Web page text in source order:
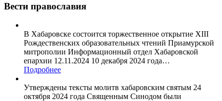
Вести православия
В Хабаровске состоится торжественное открытие XIII
Рождественских образовательных чтений Приамурской
митрополии Информационный отдел Хабаровской
епархии 12.11.2024 10 декабря 2024 года…
Подробнее
Утверждены тексты молитв хабаровским святым 24
октября 2024 года Священным Синодом были